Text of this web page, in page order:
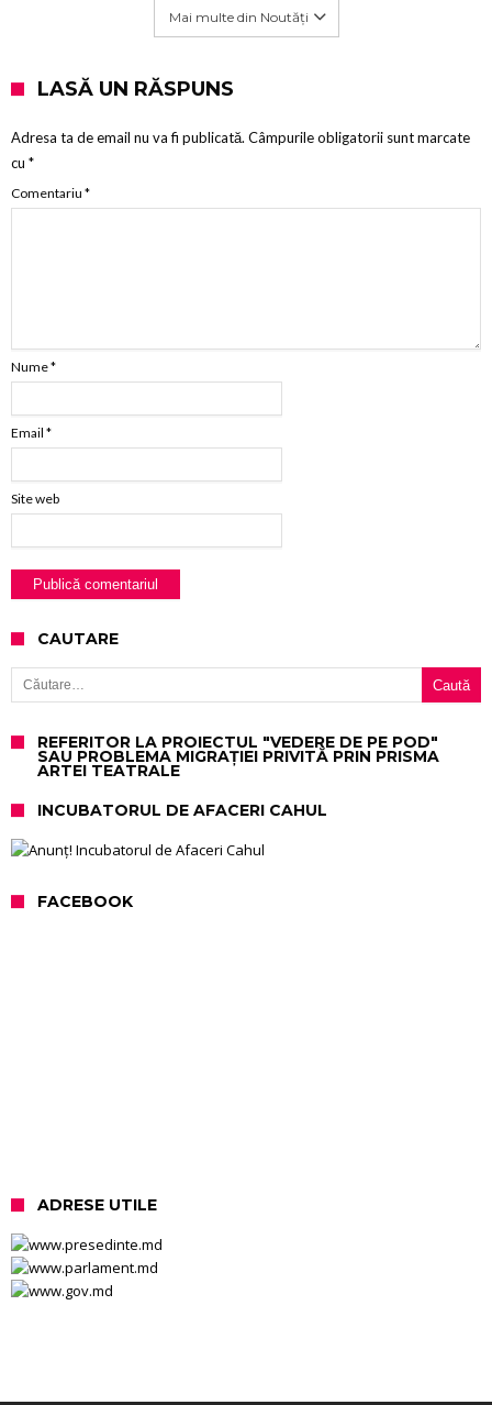
Mai multe din Noutăți
LASĂ UN RĂSPUNS
Adresa ta de email nu va fi publicată. Câmpurile obligatorii sunt marcate
cu *
Comentariu *
Nume*
Email *
Site web
CAUTARE
Caută după:
REFERITOR LA PROIECTUL "VEDERE DE PE POD"
SAU PROBLEMA MIGRAȚIEI PRIVITĂ PRIN PRISMA
ARTEI TEATRALE
INCUBATORUL DE AFACERI CAHUL
FACEBOOK
ADRESE UTILE